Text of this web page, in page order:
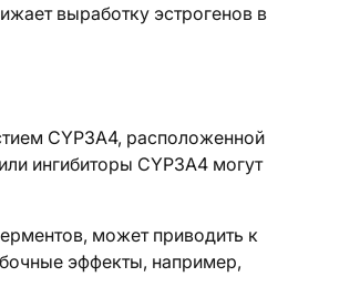
выработку эстрогенов в
CYP3A4, расположенной
ингибиторы CYP3A4 могут
может приводить к
эффекты, например,